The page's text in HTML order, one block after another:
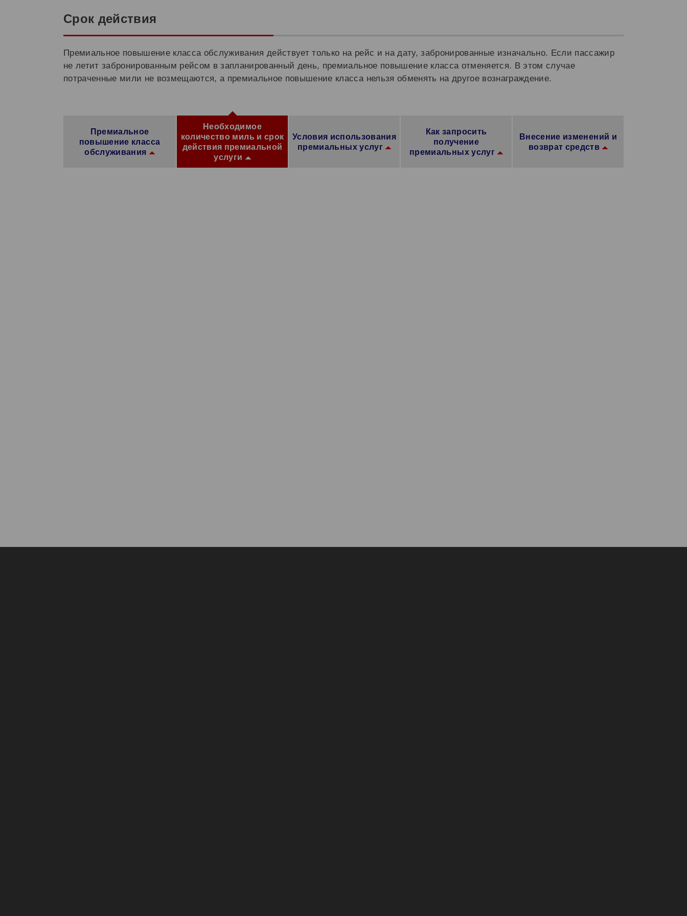
Срок действия
Премиальное повышение класса обслуживания действует только на рейс и на дату, забронированные изначально. Если пассажир
не летит забронированным рейсом в запланированный день, премиальное повышение класса отменяется. В этом случае
потраченные мили не возмещаются, а премиальное повышение класса нельзя обменять на другое вознаграждение.
Премиальное
повышение класса
обслуживания
Необходимое
количество миль и срок
действия премиальной
услуги
Условия использования
премиальных услуг
Как запросить
получение
премиальных услуг
Внесение изменений и
возврат средств